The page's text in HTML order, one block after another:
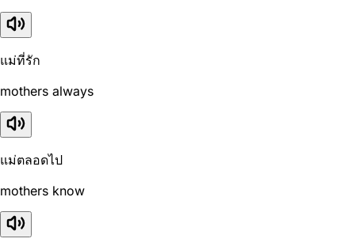
แม่ที่รัก
mothers always
แม่ตลอดไป
mothers know